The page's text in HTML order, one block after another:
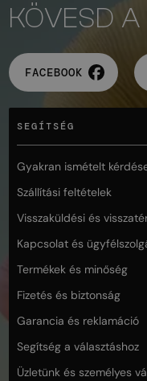
KÖVESD
FACEBOOK
SEGÍTSÉG
Gyakran ismételt
Szállítási feltételek
Visszaküldési és
Kapcsolat és
Termékek és minőség
Fizetés és biztonság
Garancia és reklamáció
Segítség a választáshoz
Üzletünk és személyes